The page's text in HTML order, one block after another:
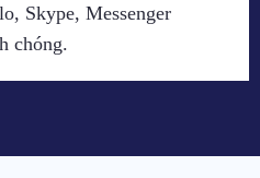
Skype, Messenger
chóng.